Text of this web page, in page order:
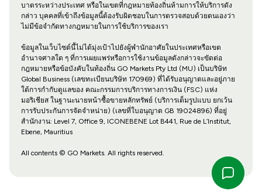
บาตรระหว่างประเทศ หรือในเขตที่กฎหมายท้องถิ่นห้ามการให้บริการดัง
กล่าว บุคคลที่เข้าถึงข้อมูลนี้ต้องรับผิดชอบในการตรวจสอบด้วยตนเองว่า
ไม่มีข้อจำกัดทางกฎหมายในการใช้บริการของเรา
ข้อมูลในเว็บไซต์นี้ไม่ได้มุ่งเป้าไปยังผู้พำนักอาศัยในประเทศหรือเขต
อำนาจศาลใด ๆ ที่การเผยแพร่หรือการใช้งานข้อมูลดังกล่าวจะขัดต่อ
กฎหมายหรือข้อบังคับในท้องถิ่น GO Markets Pty Ltd (MU) เป็นบริษัท
Global Business (เลขทะเบียนบริษัท 170969) ที่ได้รับอนุญาตและอยู่ภาย
ใต้การกำกับดูแลของ คณะกรรมการบริการทางการเงิน (FSC) แห่ง
มอริเชียส ในฐานะนายหน้าซื้อขายหลักทรัพย์ (บริการเต็มรูปแบบ ยกเว้น
การรับประกันการจัดจำหน่าย) (เลขที่ใบอนุญาต GB 19024896) ที่อยู่
สำนักงาน: Level 7, Office 9, ICONEBENE Lot B441, Rue de L’Institut,
Ebene, Mauritius
All contents © GO Markets. All rights reserved.